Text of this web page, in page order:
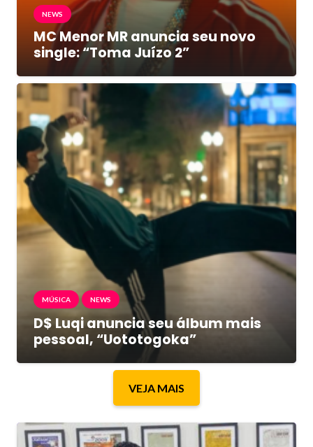
NEWS
MC Menor MR anuncia seu novo
single: “Toma Juízo 2”
MÚSICA NEWS
D$ Luqi anuncia seu álbum mais
pessoal, “Uototogoka”
VEJA MAIS